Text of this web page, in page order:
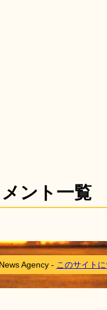
ント一覧
Agency - このサイト